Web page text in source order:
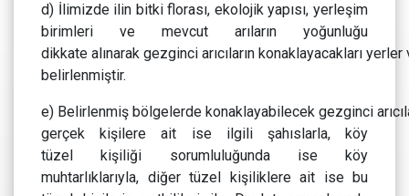
d) İlimizde ilin bitki florası, ekolojik yapısı, yerleşim
birimleri ve mevcut arıların yoğunluğu
dikkate alınarak gezginci arıcıların konaklayacakları
belirlenmiştir.
e) Belirlenmiş bölgelerde konaklayabilecek gezginci
gerçek kişilere ait ise ilgili şahıslarla, köy
tüzel kişiliği sorumluluğunda ise köy
muhtarlıklarıyla, diğer tüzel kişiliklere ait ise bu